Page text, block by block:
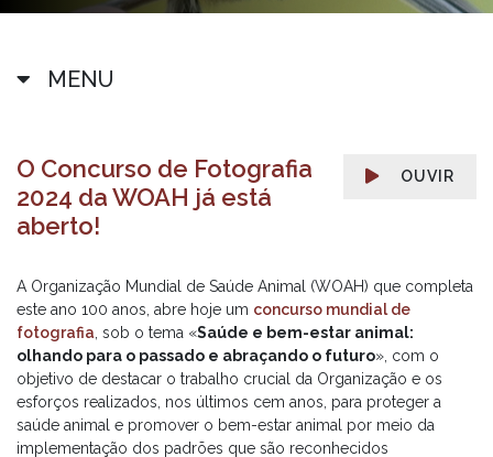
MENU
OUVIR
O Concurso de Fotografia
2024 da WOAH já está
aberto!
A Organização Mundial de Saúde Animal (WOAH) que completa
este ano 100 anos, abre hoje um concurso mundial de
fotografia , sob o tema «Saúde e bem-estar animal:
olhando para o passado e abraçando o futuro», com o
objetivo de destacar o trabalho crucial da Organização e os
esforços realizados, nos últimos cem anos, para proteger a
saúde animal e promover o bem-estar animal por meio da
implementação dos padrões que são reconhecidos